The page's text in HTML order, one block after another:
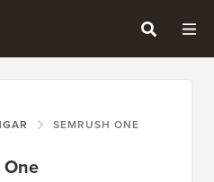
SEMRUSH ONE